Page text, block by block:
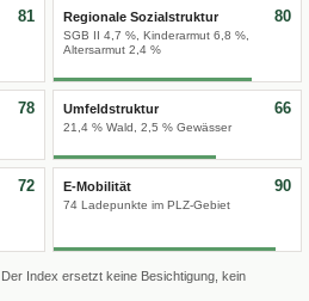
81 Regionale Sozialstruktur
SGB II 4,7 %, Kinderarmut 6,8 %,
Altersarmut 2,4 %
80
78 Umfeldstruktur
21,4 % Wald, 2,5 % Gewässer
66
72 E-Mobilität
74 Ladepunkte im PLZ-Gebiet
90
. Der Index ersetzt keine Besichtigung, kein